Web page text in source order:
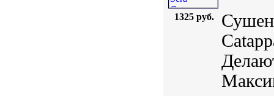
1325 руб.